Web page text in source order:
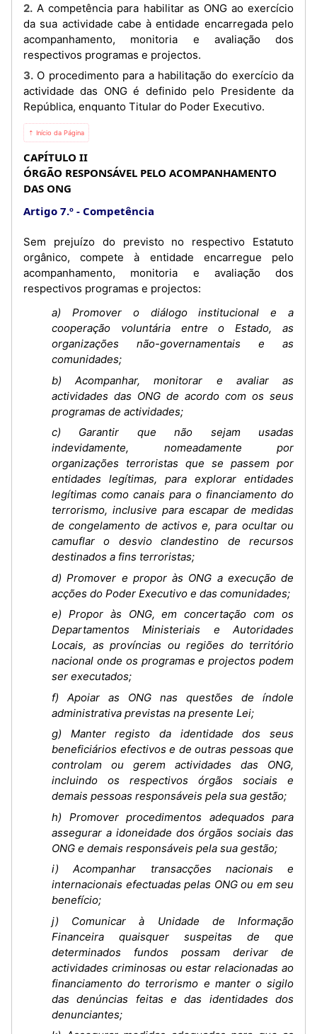
2. A competência para habilitar as ONG ao exercício
da sua actividade cabe à entidade encarregada pelo
acompanhamento, monitoria e avaliação dos
respectivos programas e projectos.
3. O procedimento para a habilitação do exercício da
actividade das ONG é definido pelo Presidente da
República, enquanto Titular do Poder Executivo.
⇡ Início da Página
CAPÍTULO II
ÓRGÃO RESPONSÁVEL PELO ACOMPANHAMENTO
DAS ONG
Artigo 7.º
Competência
Sem prejuízo do previsto no respectivo Estatuto
orgânico, compete à entidade encarregue pelo
acompanhamento, monitoria e avaliação dos
respectivos programas e projectos:
a) Promover o diálogo institucional e a
cooperação voluntária entre o Estado, as
organizações não-governamentais e as
comunidades;
b) Acompanhar, monitorar e avaliar as
actividades das ONG de acordo com os seus
programas de actividades;
c) Garantir que não sejam usadas
indevidamente, nomeadamente por
organizações terroristas que se passem por
entidades legítimas, para explorar entidades
legítimas como canais para o financiamento do
terrorismo, inclusive para escapar de medidas
de congelamento de activos e, para ocultar ou
camuflar o desvio clandestino de recursos
destinados a fins terroristas;
d) Promover e propor às ONG a execução de
acções do Poder Executivo e das comunidades;
e) Propor às ONG, em concertação com os
Departamentos Ministeriais e Autoridades
Locais, as províncias ou regiões do território
nacional onde os programas e projectos podem
ser executados;
f) Apoiar as ONG nas questões de índole
administrativa previstas na presente Lei;
g) Manter registo da identidade dos seus
beneficiários efectivos e de outras pessoas que
controlam ou gerem actividades das ONG,
incluindo os respectivos órgãos sociais e
demais pessoas responsáveis pela sua gestão;
h) Promover procedimentos adequados para
assegurar a idoneidade dos órgãos sociais das
ONG e demais responsáveis pela sua gestão;
i) Acompanhar transacções nacionais e
internacionais efectuadas pelas ONG ou em seu
benefício;
j) Comunicar à Unidade de Informação
Financeira quaisquer suspeitas de que
determinados fundos possam derivar de
actividades criminosas ou estar relacionadas ao
financiamento do terrorismo e manter o sigilo
das denúncias feitas e das identidades dos
denunciantes;